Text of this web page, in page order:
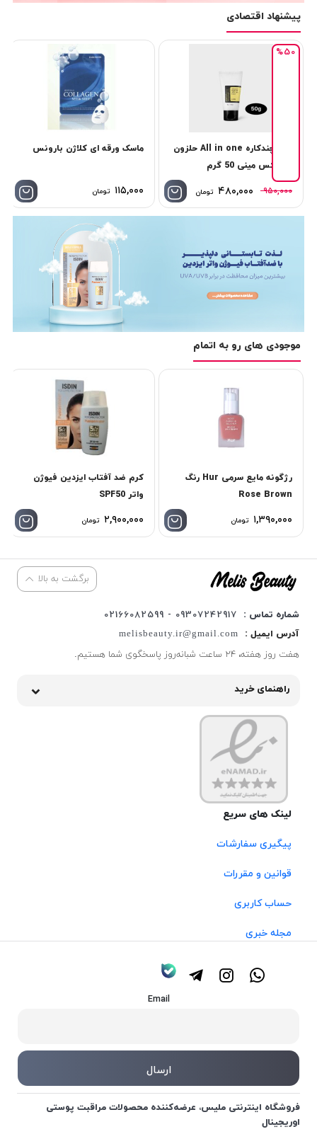
پیشنهاد اقتصادی
کرم چندکاره All in one حلزون
كوزاركس مینی 50 گرم
۹۵۰,۰۰۰ ۴۸۰,۰۰۰ تومان
%50
ماسک ورقه ای کلاژن بارونس
۱۱۵,۰۰۰ تومان
موجودی های رو به اتمام
رژگونه مایع سرمی Hur رنگ
Rose Brown
۱,۳۹۰,۰۰۰ تومان
کرم ضد آفتاب ایزدین فیوژن
واتر SPF50
۲,۹۰۰,۰۰۰ تومان
برگشت به بالا
شماره تماس :
09307242917 - 02166082599
آدرس ایمیل :
melisbeauty.ir@gmail.com
هفت روز هفته، ۲۴ ساعت شبانه‌روز پاسخگوی شما هستیم.
راهنمای خرید
لینک های سریع
پیگیری سفارشات
قوانین و مقررات
حساب کاربری
مجله خبری
Email
فروشگاه اینترنتی ملیس، عرضه‌کننده محصولات مراقبت پوستی
اوریجینال